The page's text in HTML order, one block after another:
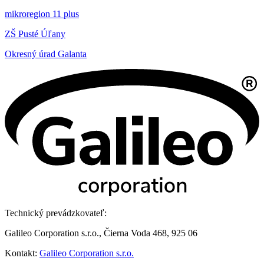
mikroregion 11 plus
ZŠ Pusté Úľany
Okresný úrad Galanta
Technický prevádzkovateľ:
Galileo Corporation s.r.o., Čierna Voda 468, 925 06
Kontakt: Galileo Corporation s.r.o.